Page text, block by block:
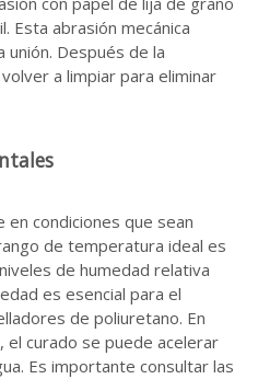
Esta abrasión mecánica
unión. Después de la
a limpiar para eliminar
en condiciones que sean
de temperatura ideal es
de humedad relativa
es esencial para el
de poliuretano. En
el curado se puede acelerar
Es importante consultar las